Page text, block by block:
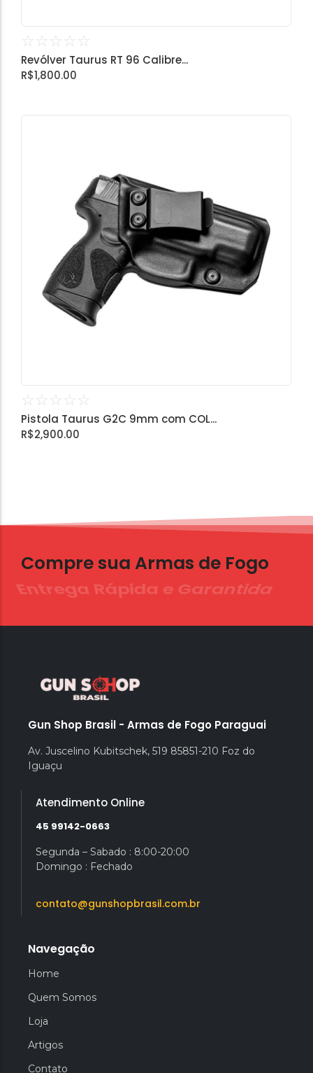
☆ ☆ ☆ ☆ ☆
Revólver Taurus RT 96 Calibre...
R$1,800.00
☆ ☆ ☆ ☆ ☆
Pistola Taurus G2C 9mm com COL...
R$2,900.00
Compre sua Armas de Fogo
Entrega Rápida e Garantida
Gun Shop Brasil - Armas de Fogo Paraguai
Av. Juscelino Kubitschek, 519 85851-210 Foz do
Iguaçu
Atendimento Online
45 99142-0663
Segunda – Sabado : 8:00-20:00
Domingo : Fechado
contato@gunshopbrasil.com.br
Navegação
Home
Quem Somos
Loja
Artigos
Contato